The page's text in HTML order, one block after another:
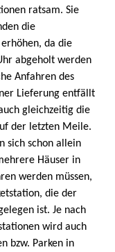
ratsam. Sie
die
da die
abgeholt werden
Anfahren des
Lieferung entfällt
gleichzeitig die
der letzten Meile.
sich schon allein
Häuser in
werden müssen,
die der
ist. Je nach
wird auch
bzw. Parken in